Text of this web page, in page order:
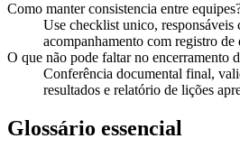
Como manter consistencia entre
Use checklist unico, responsáveis
acompanhamento com registro de
O que não pode faltar no encerramento
Conferência documental final,
resultados e relatório de lições
Glossário essencial